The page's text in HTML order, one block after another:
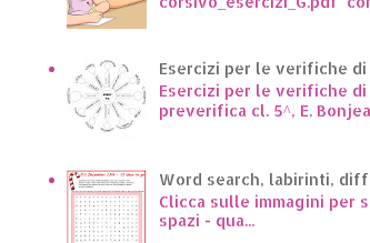
Esercizi per le verifiche
Esercizi per le verifiche
preverifica cl. 5^, E.
Word search, labirinti,
Clicca sulle immagini per
spazi - qua...